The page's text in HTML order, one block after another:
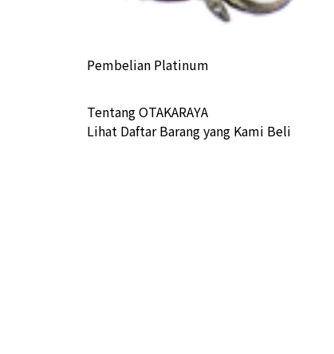
Pembelian Platinum
Tentang OTAKARAYA
Lihat Daftar Barang yang Kami Beli